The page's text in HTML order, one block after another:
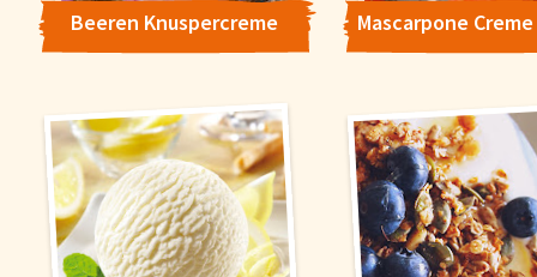
Beeren Knuspercreme